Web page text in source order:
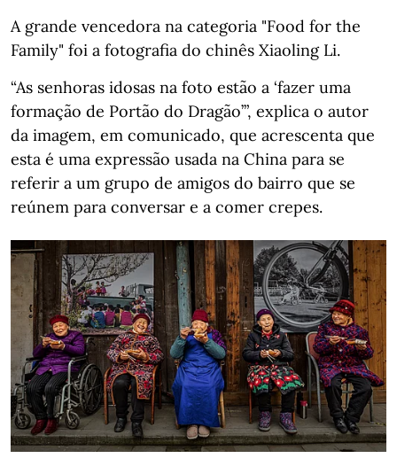
A grande vencedora na categoria "Food for the
Family" foi a fotografia do chinês Xiaoling Li.
“As senhoras idosas na foto estão a ‘fazer uma
formação de Portão do Dragão’”, explica o autor
da imagem, em comunicado, que acrescenta que
esta é uma expressão usada na China para se
referir a um grupo de amigos do bairro que se
reúnem para conversar e a comer crepes.